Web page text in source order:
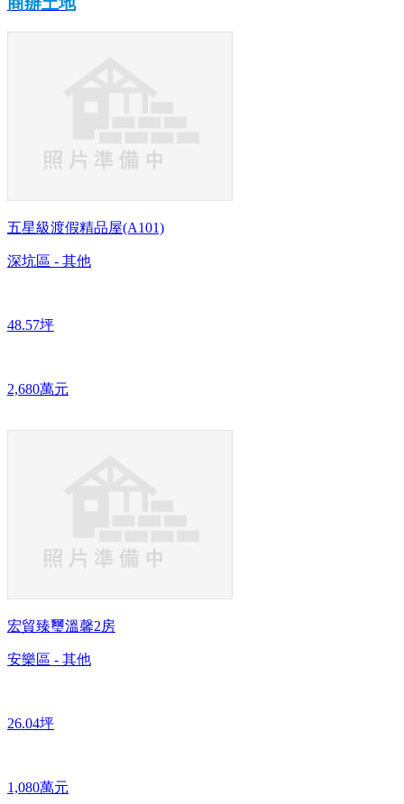
五星級渡假精品屋(A101)
深坑區 - 其他
48.57坪
2,680萬元
宏貿臻璽溫馨2房
安樂區 - 其他
26.04坪
1,080萬元